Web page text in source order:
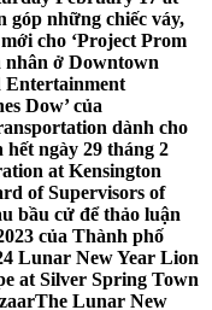
góp những chiếc váy,
cho ‘Project Prom
nhân ở Downtown
Entertainment
Dow’ của
dành cho
ngày 29 tháng 2
at Kensington
of Supervisors of
bầu cử để thảo luận
của Thành phố
Lunar New Year Lion
at Silver Spring Town
The Lunar New